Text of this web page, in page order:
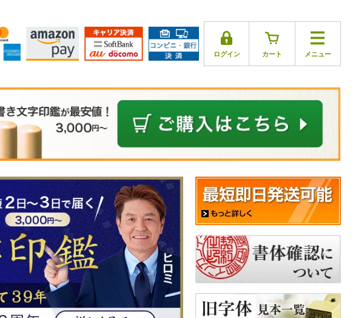
ログイン カート メニュー